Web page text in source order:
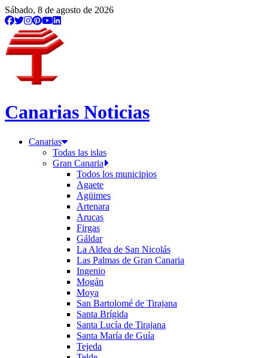
Sábado, 8 de agosto de 2026
Canarias Noticias
Canarias
Todas las islas
Gran Canaria
Todos los municipios
Agaete
Agüimes
Artenara
Arucas
Firgas
Gáldar
La Aldea de San Nicolás
Las Palmas de Gran Canaria
Ingenio
Mogán
Moya
San Bartolomé de Tirajana
Santa Brígida
Santa Lucía de Tirajana
Santa María de Guía
Tejeda